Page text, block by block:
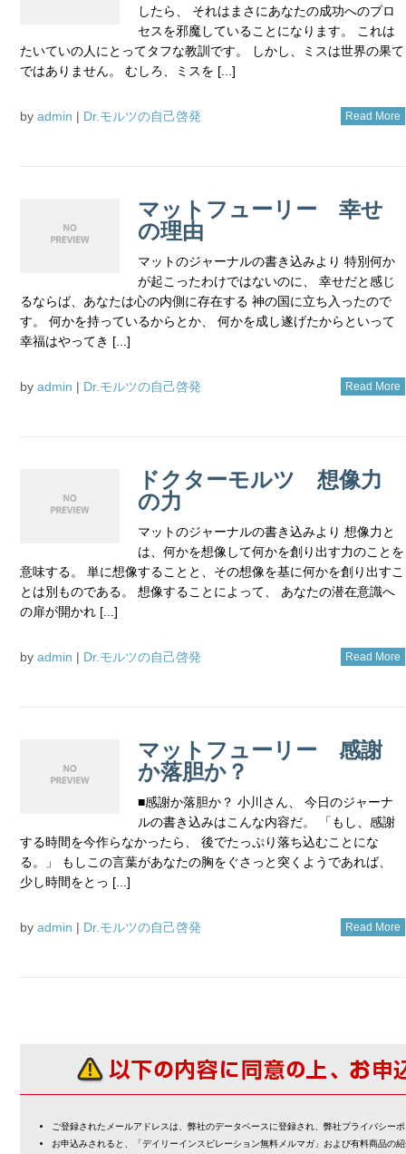
したら、 それはまさにあなたの成功へのプロ
セスを邪魔していることになります。 これは
たいていの人にとってタフな教訓です。 しかし、ミスは世界の果て
ではありません。 むしろ、ミスを [...]
by admin | Dr.モルツの自己啓発 Read More
マットフューリー 幸せ
の理由
マットのジャーナルの書き込みより 特別何か
が起こったわけではないのに、 幸せだと感じ
るならば、あなたは心の内側に存在する 神の国に立ち入ったので
す。 何かを持っているからとか、 何かを成し遂げたからといって
幸福はやってき [...]
by admin | Dr.モルツの自己啓発 Read More
ドクターモルツ 想像力
の力
マットのジャーナルの書き込みより 想像力と
は、何かを想像して何かを創り出す力のことを
意味する。 単に想像することと、その想像を基に何かを創り出すこ
とは別ものである。 想像することによって、 あなたの潜在意識へ
の扉が開かれ [...]
by admin | Dr.モルツの自己啓発 Read More
マットフューリー 感謝
か落胆か？
■感謝か落胆か？ 小川さん、 今日のジャーナ
ルの書き込みはこんな内容だ。 「もし、感謝
する時間を今作らなかったら、 後でたっぷり落ち込むことにな
る。」 もしこの言葉があなたの胸をぐさっと突くようであれば、
少し時間をとっ [...]
by admin | Dr.モルツの自己啓発 Read More
ご登録されたメールアドレスは、弊社のデータベースに登録され、弊社プライバシー
お申込みされると、「デイリーインスピレーション無料メルマガ」および有料商品の